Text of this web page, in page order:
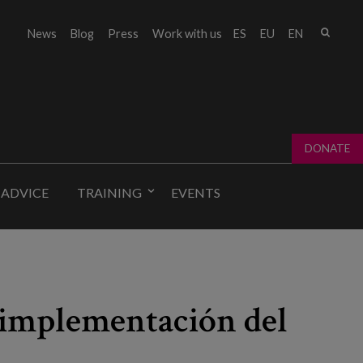
ES EU EN
News Blog Press Work with us
DONATE
TRAINING EVENTS
del